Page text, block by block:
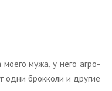
мужа, у него аг­ро­
одни брок­ко­ли и дру­гие